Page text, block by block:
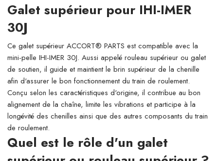
Galet supérieur pour IHI-IMER
30J
Ce galet supérieur ACCORT® PARTS est compatible avec la
mini-pelle IHI-IMER 30J. Aussi appelé rouleau supérieur ou galet
de soutien, il guide et maintient le brin supérieur de la chenille
afin d'assurer le bon fonctionnement du train de roulement.
Conçu selon les caractéristiques d'origine, il contribue au bon
alignement de la chaîne, limite les vibrations et participe à la
longévité des chenilles ainsi que des autres composants du train
de roulement.
Quel est le rôle d'un galet